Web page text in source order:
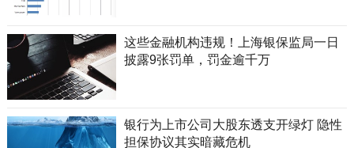
这些金融机构违规！上海银保监局一日
披露9张罚单，罚金逾千万
银行为上市公司大股东透支开绿灯 隐性
担保协议其实暗藏危机